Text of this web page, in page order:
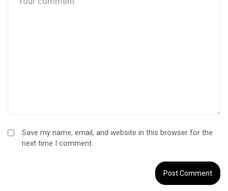
Save my name, email, and website in this browser for the
next time I comment.